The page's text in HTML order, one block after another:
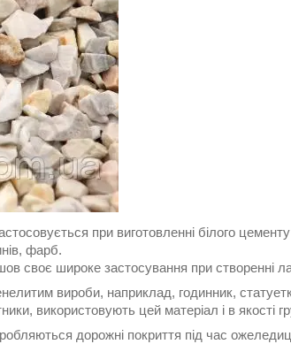
при виготовленні білого
фарб.
своє широке застосування при створенні
вироби, наприклад, годинник,
використовують цей матеріал і в якості
дорожні покриття під час